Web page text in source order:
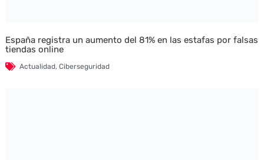
España registra un aumento del 81% en las estafas por falsas
tiendas online
Actualidad, Ciberseguridad